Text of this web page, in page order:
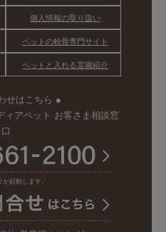
個人情報の取り扱い
ペットの粉骨専門サイト
ペットと入れる霊園紹介
せはこちら ●
ィアペット お客さま相談窓
口
起動します。